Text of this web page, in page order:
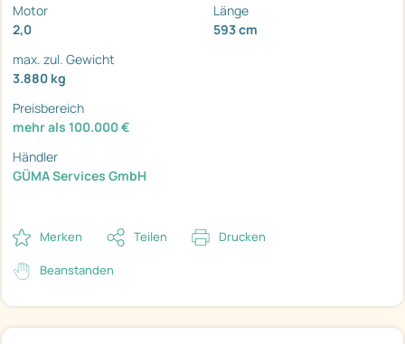
Motor
2,0
Länge
593 cm
max. zul. Gewicht
3.880 kg
Preisbereich
mehr als 100.000 €
Händler
GÜMA Services GmbH
Merken Teilen Drucken
Beanstanden